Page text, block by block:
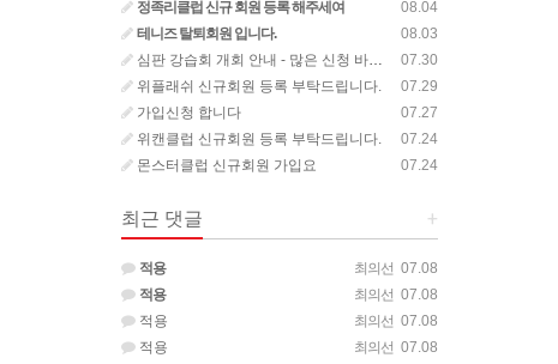
08.04
정족리클럽 신규 회원 등록 해주세여
08.03
테니즈 탈퇴회원 입니다.
07.30
심판 강습회 개회 안내 - 많은 신청 바랍니다.
07.29
위플래쉬 신규회원 등록 부탁드립니다.
07.27
가입신청 합니다
07.24
위캔클럽 신규회원 등록 부탁드립니다.
07.24
몬스터클럽 신규회원 가입요
+
최근 댓글
최의선 07.08
적용
최의선 07.08
적용
최의선 07.08
적용
최의선 07.08
적용